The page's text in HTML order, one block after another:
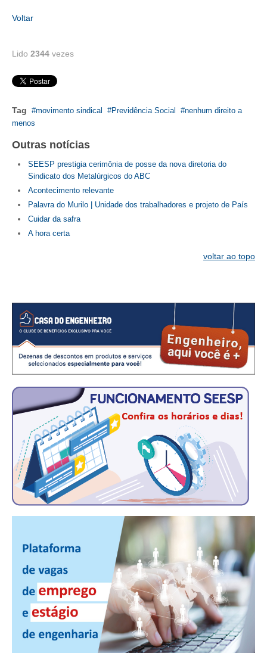
PLATAFORMAS GRATUITAS
BENEFÍCIOS
APOSENTADORIA
CONVÊNIOS
PLANO DE SAÚDE
COMUNICAÇÃO
PALAVRA DO MURILO
NOTÍCIAS
CONTEÚDO ESPECIAL
JORNAL DO ENGENHEIRO
AGENDA
SEESP NOTÍCIAS
NOTÍCIAS NO WHATSAPP
MANUAL DE REDAÇÃO
RELEASES
CONTATO
Voltar
Lido 2344 vezes
Tag movimento sindical Previdência Social
nenhum direito a
menos
Outras notícias
SEESP prestigia cerimônia de posse da nova diretoria do
Sindicato dos Metalúrgicos do ABC
Acontecimento relevante
Palavra do Murilo | Unidade dos trabalhadores e projeto de País
Cuidar da safra
A hora certa
voltar ao topo